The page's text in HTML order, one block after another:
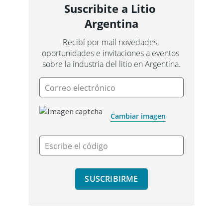
Suscribite a Litio
Argentina
Recibí por mail novedades,
oportunidades e invitaciones a eventos
sobre la industria del litio en Argentina.
Correo electrónico
Cambiar imagen
Escribe el código